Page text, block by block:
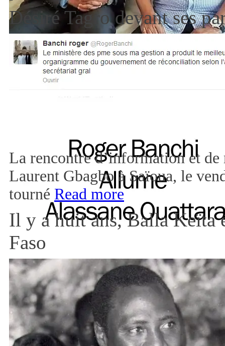
Désiré Tagro devant ses
La rencontre d’information et
Laurent Gbagbo à Saïoua, le
tourné Read more
Il y a huit ans, Balla Keïta
Faso